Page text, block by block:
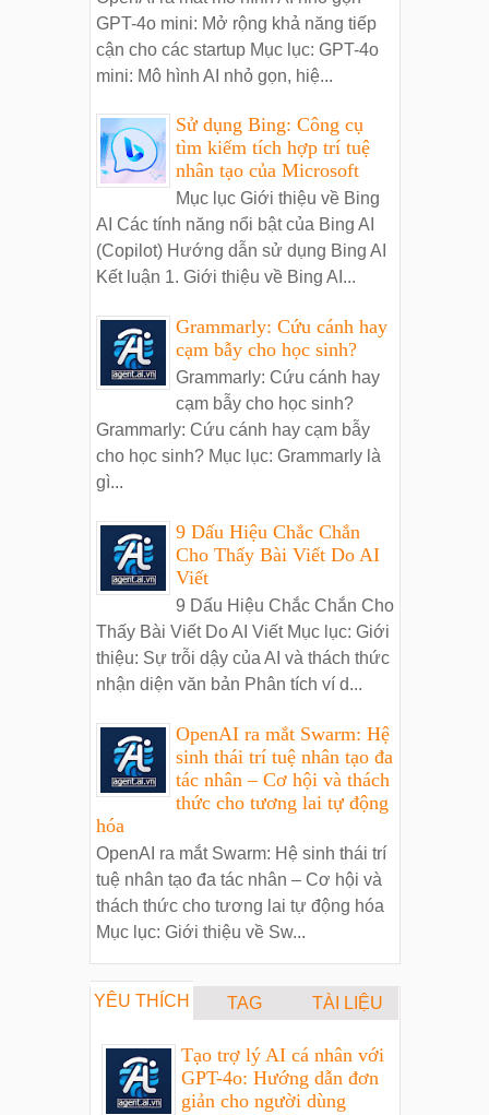
GPT-4o mini: Mở rộng khả năng tiếp
cận cho các startup Mục lục: GPT-4o
mini: Mô hình AI nhỏ gọn, hiệ...
Sử dụng Bing: Công cụ
tìm kiếm tích hợp trí tuệ
nhân tạo của Microsoft
Mục lục Giới thiệu về Bing
AI Các tính năng nổi bật của Bing AI
(Copilot) Hướng dẫn sử dụng Bing AI
Kết luận 1. Giới thiệu về Bing AI...
Grammarly: Cứu cánh hay
cạm bẫy cho học sinh?
Grammarly: Cứu cánh hay
cạm bẫy cho học sinh?
Grammarly: Cứu cánh hay cạm bẫy
cho học sinh? Mục lục: Grammarly là
gì...
9 Dấu Hiệu Chắc Chắn
Cho Thấy Bài Viết Do AI
Viết
9 Dấu Hiệu Chắc Chắn Cho
Thấy Bài Viết Do AI Viết Mục lục: Giới
thiệu: Sự trỗi dậy của AI và thách thức
nhận diện văn bản Phân tích ví d...
OpenAI ra mắt Swarm: Hệ
sinh thái trí tuệ nhân tạo đa
tác nhân – Cơ hội và thách
thức cho tương lai tự động
hóa
OpenAI ra mắt Swarm: Hệ sinh thái trí
tuệ nhân tạo đa tác nhân – Cơ hội và
thách thức cho tương lai tự động hóa
Mục lục: Giới thiệu về Sw...
YÊU THÍCH TAG TÀI LIỆU
Tạo trợ lý AI cá nhân với
GPT-4o: Hướng dẫn đơn
giản cho người dùng